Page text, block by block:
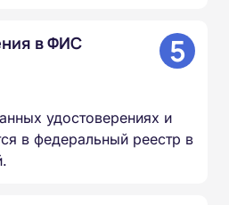
в ФИС
5
удостоверениях и
в федеральный реестр в